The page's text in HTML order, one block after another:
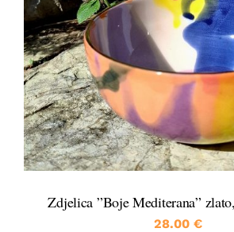
DETALJI
Zdjelica ”Boje Mediterana”
28.00 €